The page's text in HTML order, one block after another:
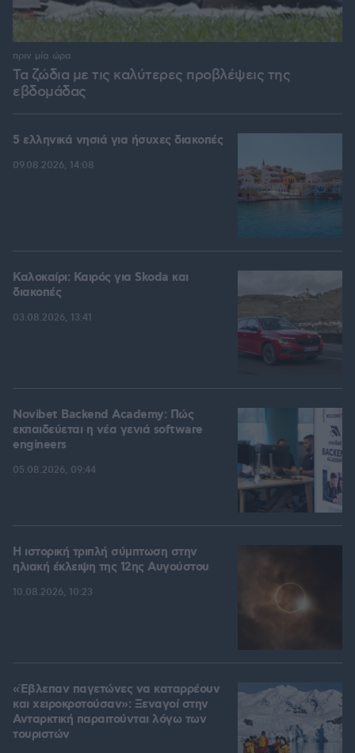
Τα ζώδια με τις καλύτερες προβλέψεις της
εβδομάδας
πριν μία ώρα
5 ελληνικά νησιά για ήσυχες διακοπές
09.08.2026, 14:08
Καλοκαίρι: Καιρός για Skoda και
διακοπές
03.08.2026, 13:41
Novibet Backend Academy: Πώς
εκπαιδεύεται η νέα γενιά software
engineers
05.08.2026, 09:44
Η ιστορική τριπλή σύμπτωση στην
ηλιακή έκλειψη της 12ης Αυγούστου
10.08.2026, 10:23
«Έβλεπαν παγετώνες να καταρρέουν
και χειροκροτούσαν»: Ξεναγοί στην
Ανταρκτική παραιτούνται λόγω των
τουριστών